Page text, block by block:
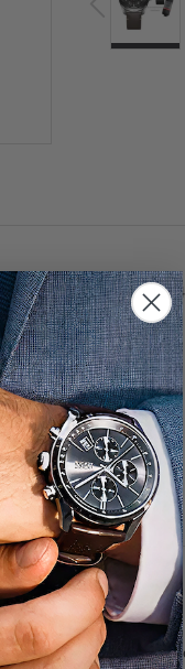
241976.1 Journey
1884 43mm
(Quarz)
Datum, Minute,